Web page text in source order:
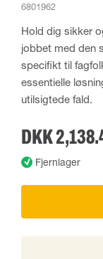
6801962
Hold dig sikker
jobbet med den
specifikt til
essentielle
utilsigtede fald.
DKK
Fjernlager